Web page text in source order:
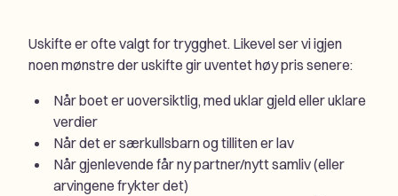
Uskifte er ofte valgt for trygghet. Likevel ser vi igjen
noen mønstre der uskifte gir uventet høy pris senere:
Når boet er uoversiktlig, med uklar gjeld eller uklare
verdier
Når det er særkullsbarn og tilliten er lav
Når gjenlevende får ny partner/nytt samliv (eller
arvingene frykter det)